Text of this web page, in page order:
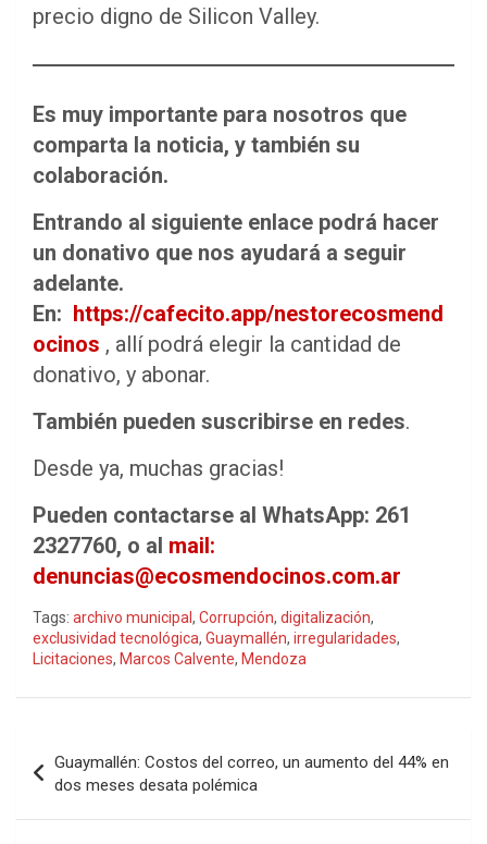
precio digno de Silicon Valley.
Es muy importante para nosotros que
comparta la noticia, y también su
colaboración.
Entrando al siguiente enlace podrá hacer
un donativo que nos ayudará a seguir
adelante.
En: https://cafecito.app/nestorecosmend
ocinos , allí podrá elegir la cantidad de
donativo, y abonar.
También pueden suscribirse en redes.
Desde ya, muchas gracias!
Pueden contactarse al WhatsApp: 261
2327760, o al mail:
denuncias@ecosmendocinos.com.ar
Tags: archivo municipal , Corrupción, digitalización,
exclusividad tecnológica, Guaymallén, irregularidades,
Licitaciones, Marcos Calvente, Mendoza
de
entradas
Guaymallén: Costos del correo, un aumento del 44% en
dos meses desata polémica